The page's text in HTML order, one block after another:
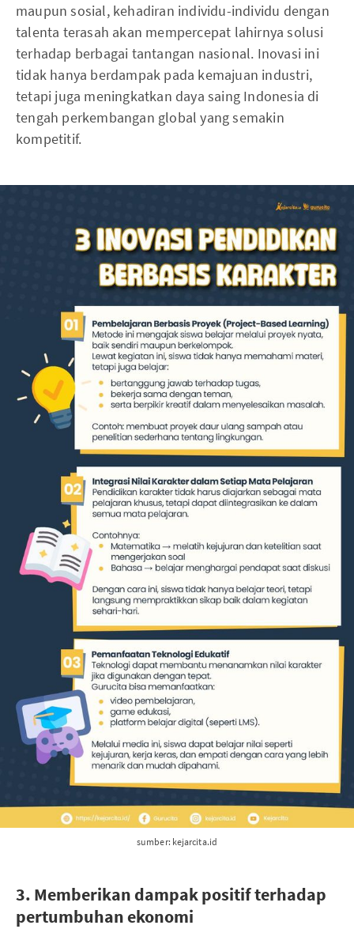
maupun sosial, kehadiran individu-individu dengan
talenta terasah akan mempercepat lahirnya solusi
terhadap berbagai tantangan nasional. Inovasi ini
tidak hanya berdampak pada kemajuan industri,
tetapi juga meningkatkan daya saing Indonesia di
tengah perkembangan global yang semakin
kompetitif.
sumber: kejarcita.id
3. Memberikan dampak positif terhadap
pertumbuhan ekonomi